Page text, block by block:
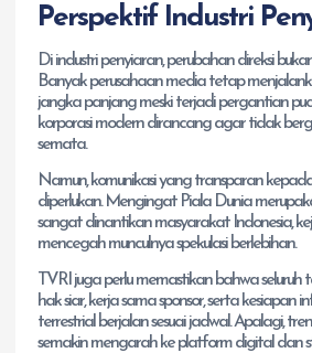
Perspektif Industri
Di industri penyiaran, perubahan direksi
Banyak perusahaan media tetap
jangka panjang meski terjadi pergantian
korporasi modern dirancang agar tidak
semata.
Namun, komunikasi yang transparan
diperlukan. Mengingat Piala Dunia
sangat dinantikan masyarakat Indonesia,
mencegah munculnya spekulasi berlebihan.
TVRI juga perlu memastikan bahwa
hak siar, kerja sama sponsor, serta kesiapan
terrestrial berjalan sesuai jadwal. Apalagi,
semakin mengarah ke platform digital dan